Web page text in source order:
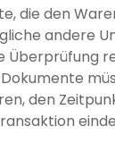
die den
andere
Überprüfung
den